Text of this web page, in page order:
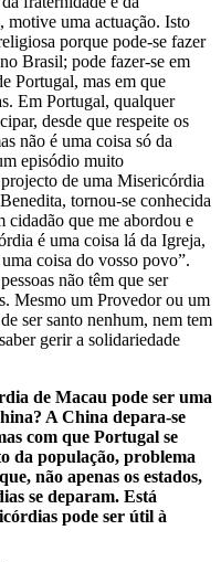
motive uma actuação. Isto
porque pode-se fazer
Brasil; pode fazer-se em
Portugal, mas em que
Em Portugal, qualquer
desde que respeite os
não é uma coisa só da
episódio muito
de uma Misericórdia
tornou-se conhecida
cidadão que me abordou e
é uma coisa lá da Igreja,
coisa do vosso povo”.
não têm que ser
Mesmo um Provedor ou um
ser santo nenhum, nem tem
gerir a solidariedade
de Macau pode ser uma
A China depara-se
com que Portugal se
da população, problema
não apenas os estados,
se deparam. Está
pode ser útil à